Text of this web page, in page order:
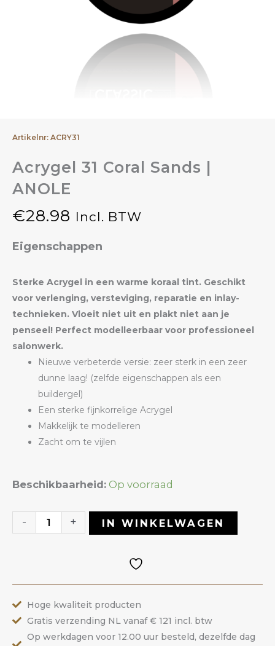
Artikelnr: ACRY31
Acrygel 31 Coral Sands |
ANOLE
€28.98 Incl. BTW
Eigenschappen
Sterke Acrygel in een warme koraal tint. Geschikt
voor verlenging, versteviging, reparatie en inlay-
technieken. Vloeit niet uit en plakt niet aan je
penseel! Perfect modelleerbaar voor professioneel
salonwerk.
Nieuwe verbeterde versie: zeer sterk in een zeer
dunne laag! (zelfde eigenschappen als een
buildergel)
Een sterke fijnkorrelige Acrygel
Makkelijk te modelleren
Zacht om te vijlen
Beschikbaarheid: Op voorraad
-
Acrygel
Coral
+ IN WINKELWAGEN
Hoge kwaliteit producten
Gratis verzending NL vanaf € 121 incl. btw
Op werkdagen voor 12.00 uur besteld, dezelfde dag